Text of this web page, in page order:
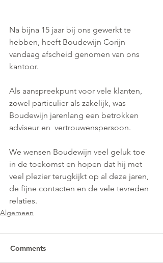
Na bijna 15 jaar bij ons gewerkt te
hebben, heeft Boudewijn Corijn
vandaag afscheid genomen van ons
kantoor.
Als aanspreekpunt voor vele klanten,
zowel particulier als zakelijk, was
Boudewijn jarenlang een betrokken
adviseur en  vertrouwenspersoon.
We wensen Boudewijn veel geluk toe
in de toekomst en hopen dat hij met
veel plezier terugkijkt op al deze jaren,
de fijne contacten en de vele tevreden
relaties.
Algemeen
Comments